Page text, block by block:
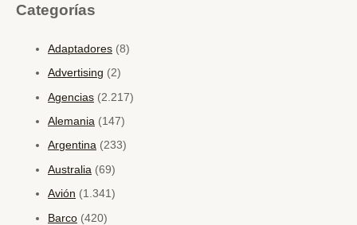
Categorías
Adaptadores (8)
Advertising (2)
Agencias (2.217)
Alemania (147)
Argentina (233)
Australia (69)
Avión (1.341)
Barco (420)